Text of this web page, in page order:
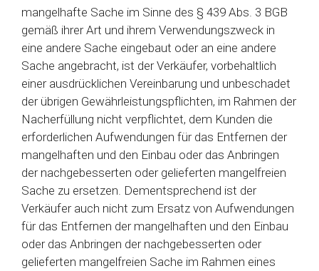
mangelhafte Sache im Sinne des § 439 Abs. 3 BGB
gemäß ihrer Art und ihrem Verwendungszweck in
eine andere Sache eingebaut oder an eine andere
Sache angebracht, ist der Verkäufer, vorbehaltlich
einer ausdrücklichen Vereinbarung und unbeschadet
der übrigen Gewährleistungspflichten, im Rahmen der
Nacherfüllung nicht verpflichtet, dem Kunden die
erforderlichen Aufwendungen für das Entfernen der
mangelhaften und den Einbau oder das Anbringen
der nachgebesserten oder gelieferten mangelfreien
Sache zu ersetzen. Dementsprechend ist der
Verkäufer auch nicht zum Ersatz von Aufwendungen
für das Entfernen der mangelhaften und den Einbau
oder das Anbringen der nachgebesserten oder
gelieferten mangelfreien Sache im Rahmen eines